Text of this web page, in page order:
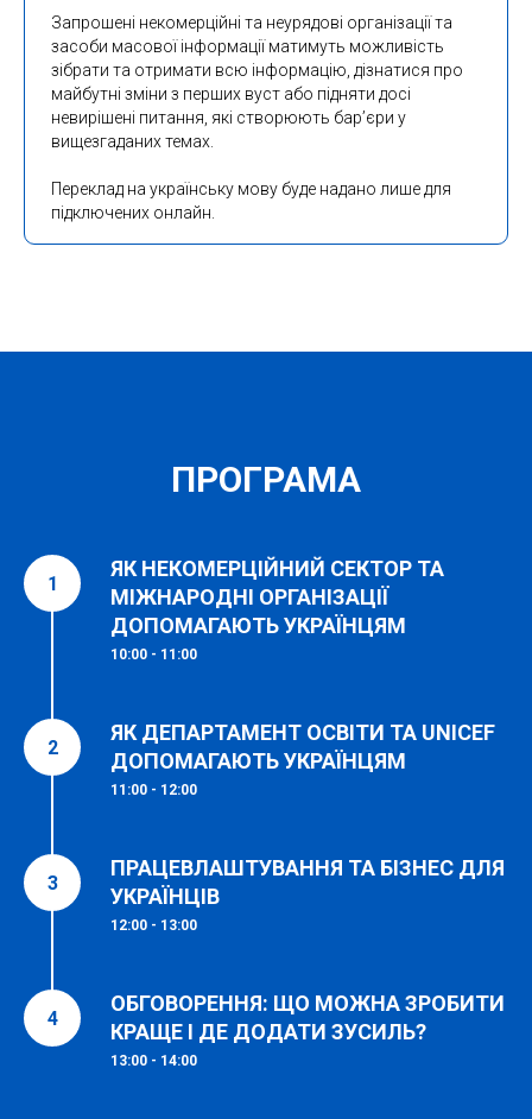
Запрошені некомерційні та неурядові організації та
засоби масової інформації матимуть можливість
зібрати та отримати всю інформацію, дізнатися про
майбутні зміни з перших вуст або підняти досі
невирішені питання, які створюють бар’єри у
вищезгаданих темах.
Переклад на українську мову буде надано лише для
підключених онлайн.
ПРОГРАМА
ЯК НЕКОМЕРЦІЙНИЙ СЕКТОР ТА
МІЖНАРОДНІ ОРГАНІЗАЦІЇ
ДОПОМАГАЮТЬ УКРАЇНЦЯМ
10:00 - 11:00
ЯК ДЕПАРТАМЕНТ ОСВІТИ ТА UNICEF
ДОПОМАГАЮТЬ УКРАЇНЦЯМ
11:00 - 12:00
ПРАЦЕВЛАШТУВАННЯ ТА БІЗНЕС ДЛЯ
УКРАЇНЦІВ
12:00 - 13:00
ОБГОВОРЕННЯ: ЩО МОЖНА ЗРОБИТИ
КРАЩЕ І ДЕ ДОДАТИ ЗУСИЛЬ?
13:00 - 14:00